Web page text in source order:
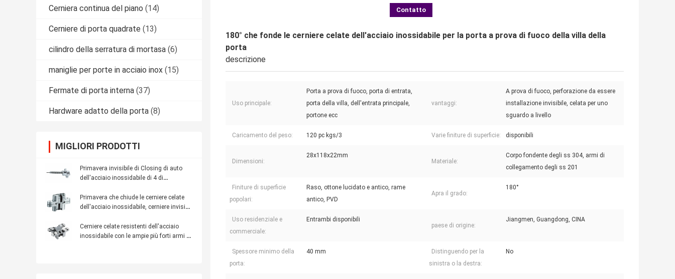
Cerniera continua del piano (14)
Cerniere di porta quadrate (13)
cilindro della serratura di mortasa (6)
maniglie per porte in acciaio inox (15)
Fermate di porta interna (37)
Hardware adatto della porta (8)
MIGLIORI PRODOTTI
Primavera invisibile di Closing di auto
dell'acciaio inossidabile di 4 di
Primavera che chiude le cerniere celate
dell'acciaio inossidabile, cerniere invisibili
Cerniere celate resistenti dell'acciaio
inossidabile con le ampie più forti armi di
Contatto
180° che fonde le cerniere celate dell'acciaio inossidabile per la porta a prova di fuoco della villa della
porta
descrizione
Uso principale:
Porta a prova di fuoco, porta di entrata,
porta della villa, dell'entrata principale,
portone ecc
vantaggi:
A prova di fuoco, perforazione da essere
installazione invisibile, celata per uno
sguardo a livello
Caricamento del peso: 120 pc kgs/3 Varie finiture di superficie: disponibili
Dimensioni:
28x118x22mm
Materiale:
Corpo fondente degli ss 304, armi di
collegamento degli ss 201
Finiture di superficie
popolari:
Raso, ottone lucidato e antico, rame
antico, PVD
Apra il grado:
180°
Uso residenziale e
commerciale:
Entrambi disponibili
paese di origine:
Jiangmen, Guangdong, CINA
Spessore minimo della
porta:
40 mm
Distinguendo per la
sinistra o la destra:
No